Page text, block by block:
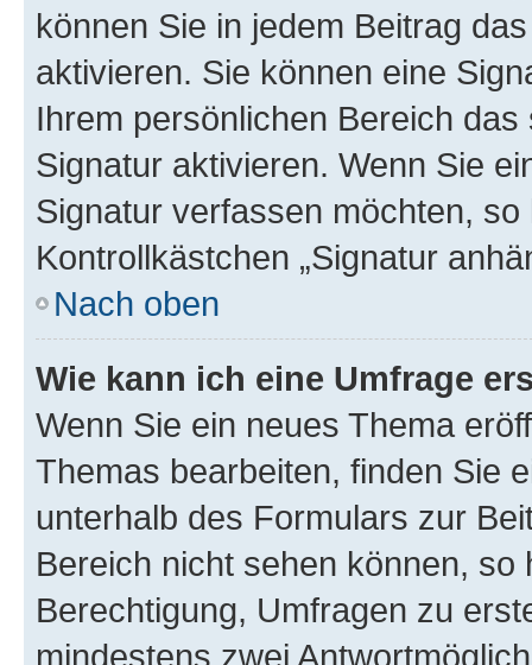
können Sie in jedem Beitrag
aktivieren. Sie können eine
Ihrem persönlichen Bereich
Signatur aktivieren. Wenn Sie
Signatur verfassen möchten,
Kontrollkästchen „Signatur
Nach oben
Wie kann ich eine Umfrage
Wenn Sie ein neues Thema
Themas bearbeiten, finden Sie
unterhalb des Formulars zur
Bereich nicht sehen können,
Berechtigung, Umfragen zu
mindestens zwei